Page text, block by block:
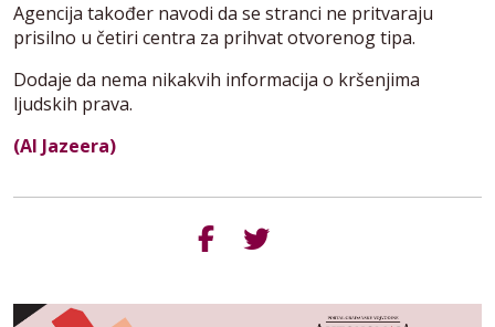
Agencija također navodi da se stranci ne pritvaraju
prisilno u četiri centra za prihvat otvorenog tipa.
Dodaje da nema nikakvih informacija o kršenjima
ljudskih prava.
(Al Jazeera)